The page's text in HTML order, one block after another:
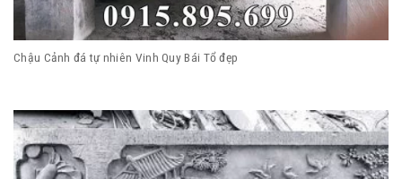
Chậu Cảnh đá tự nhiên Vinh Quy Bái Tổ đẹp